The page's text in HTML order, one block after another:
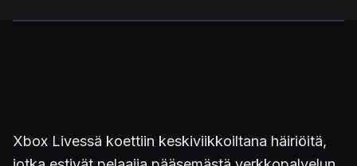
Xbox Livessä koettiin keskiviikkoiltana häiriöitä,